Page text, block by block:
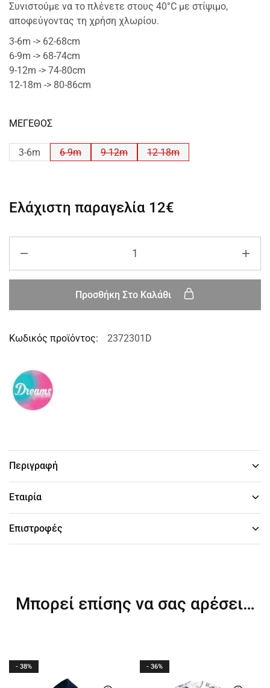
Συνιστούμε να το πλένετε στους 40°C με στίψιμο,
αποφεύγοντας τη χρήση χλωρίου.
3-6m -> 62-68cm
6-9m -> 68-74cm
9-12m -> 74-80cm
12-18m -> 80-86cm
ΜΕΓΕΘΟΣ
3-6m 6-9m 9-12m 12-18m
Ελάχιστη παραγελία 12€
Προσθήκη Στο Καλάθι
Κωδικός προϊόντος: 2372301D
Περιγραφή
Εταιρία
Επιστροφές
Μπορεί επίσης να σας αρέσει…
- 38% - 36%